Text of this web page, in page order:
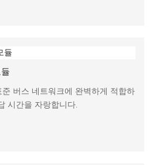
버스 네트워크에 완벽하게 적합하
시간을 자랑합니다.